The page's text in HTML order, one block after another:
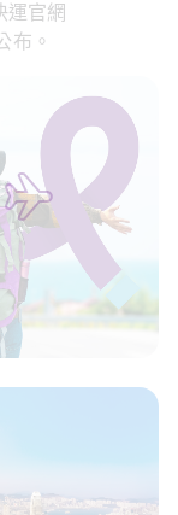
運官網
布。